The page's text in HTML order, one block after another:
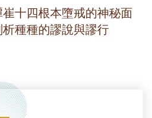
十四根本墮戒的神秘面
種種的謬說與謬行